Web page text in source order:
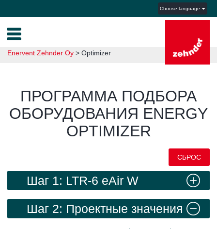
Choose language
Enervent Zehnder Oy > Optimizer
ПРОГРАММА ПОДБОРА
ОБОРУДОВАНИЯ ENERGY
OPTIMIZER
СБРОС
Шаг 1: LTR-6 eAir W
Шаг 2: Проектные значения